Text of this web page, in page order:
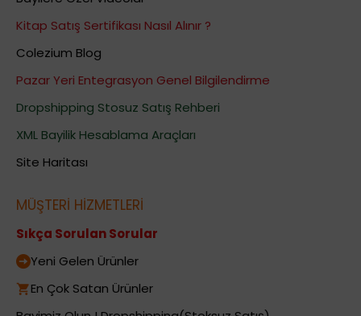
Kitap Satış Sertifikası Nasıl Alınır ?
Colezium Blog
Pazar Yeri Entegrasyon Genel Bilgilendirme
Dropshipping Stosuz Satış Rehberi
XML Bayilik Hesablama Araçları
Site Haritası
MÜŞTERİ HİZMETLERİ
Sıkça Sorulan Sorular
Yeni Gelen Ürünler
En Çok Satan Ürünler